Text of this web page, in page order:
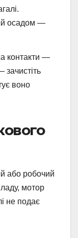
осадом —
контакти —
воно
або робочий
мотор
не подає